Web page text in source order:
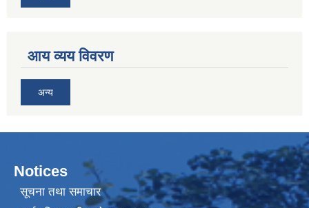
आय व्यय विवरण
अन्य
Notices
सूचना तथा समाचार